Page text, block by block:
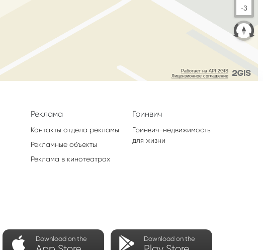
Реклама
Контакты отдела рекламы
Рекламные объекты
Реклама в кинотеатрах
Гринвич
Гринвич-недвижимость
для жизни
Download on the Download on the